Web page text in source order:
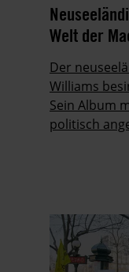
Welt der
Der
Williams
Sein Album
politisch